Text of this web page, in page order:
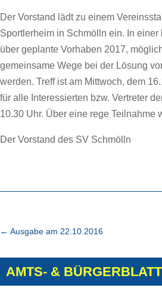
Der Vorstand lädt zu einem
Sportlerheim in Schmölln ein. In
über geplante Vorhaben 2017,
gemeinsame Wege bei der Lösung
werden. Treff ist am Mittwoch, dem
für alle Interessierten bzw. Vertreter
10.30 Uhr. Über eine rege Teilnahme
Der Vorstand des SV Schmölln
← Ausgabe am 22.10.2016
AMTS- & BÜRGERBLATT